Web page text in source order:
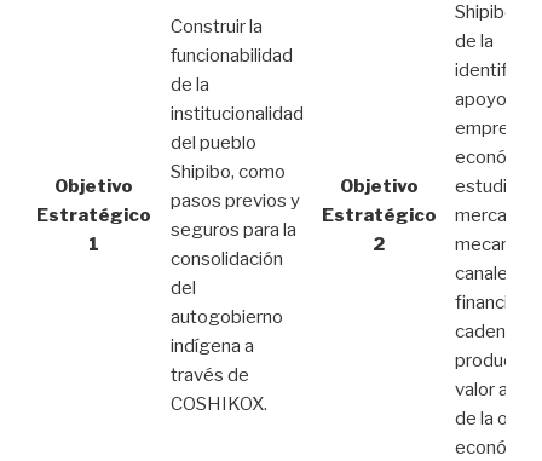
Objetivo
Estratégico
1
Construir la
funcionabilidad
de la
institucionalidad
del pueblo
Shipibo, como
pasos previos y
seguros para la
consolidación
del
autogobierno
indígena a
través de
COSHIKOX.
Objetivo
Estratégico
2
Shipibo, a
de la
apoyo de
estudios
mercado,
canales de
cadenas
valor
de la